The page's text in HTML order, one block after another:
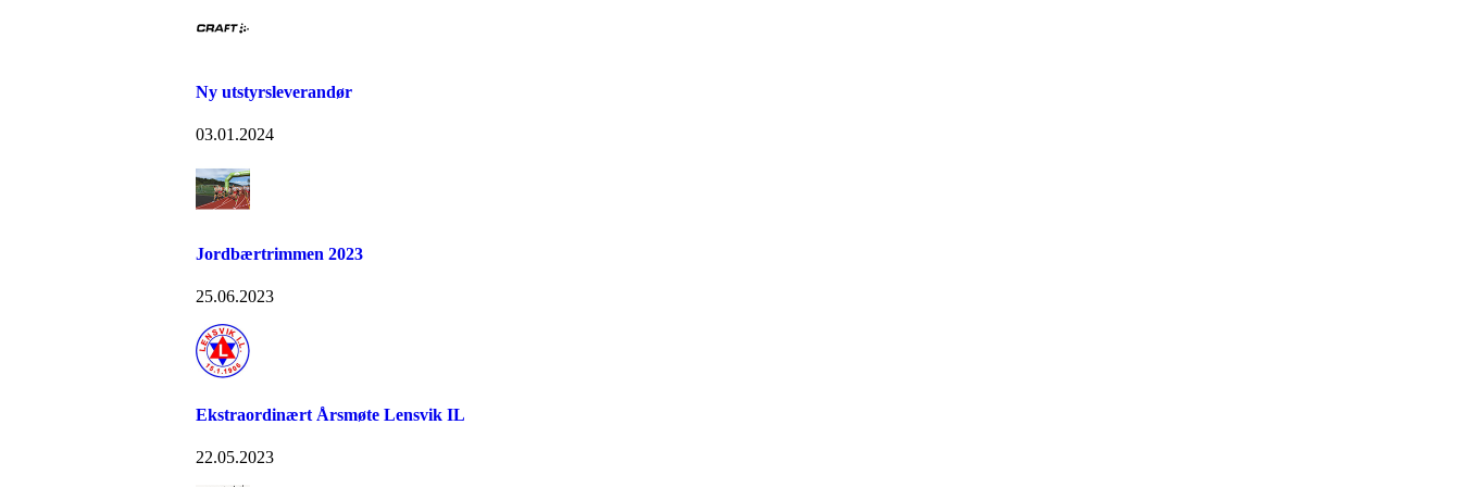
Ny utstyrsleverandør
03.01.2024
Jordbærtrimmen 2023
25.06.2023
Ekstraordinært Årsmøte Lensvik IL
22.05.2023